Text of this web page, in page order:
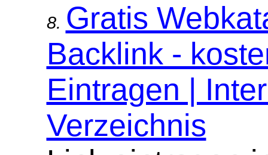
8. Gratis
Backlink -
Eintragen |
Verzeichnis